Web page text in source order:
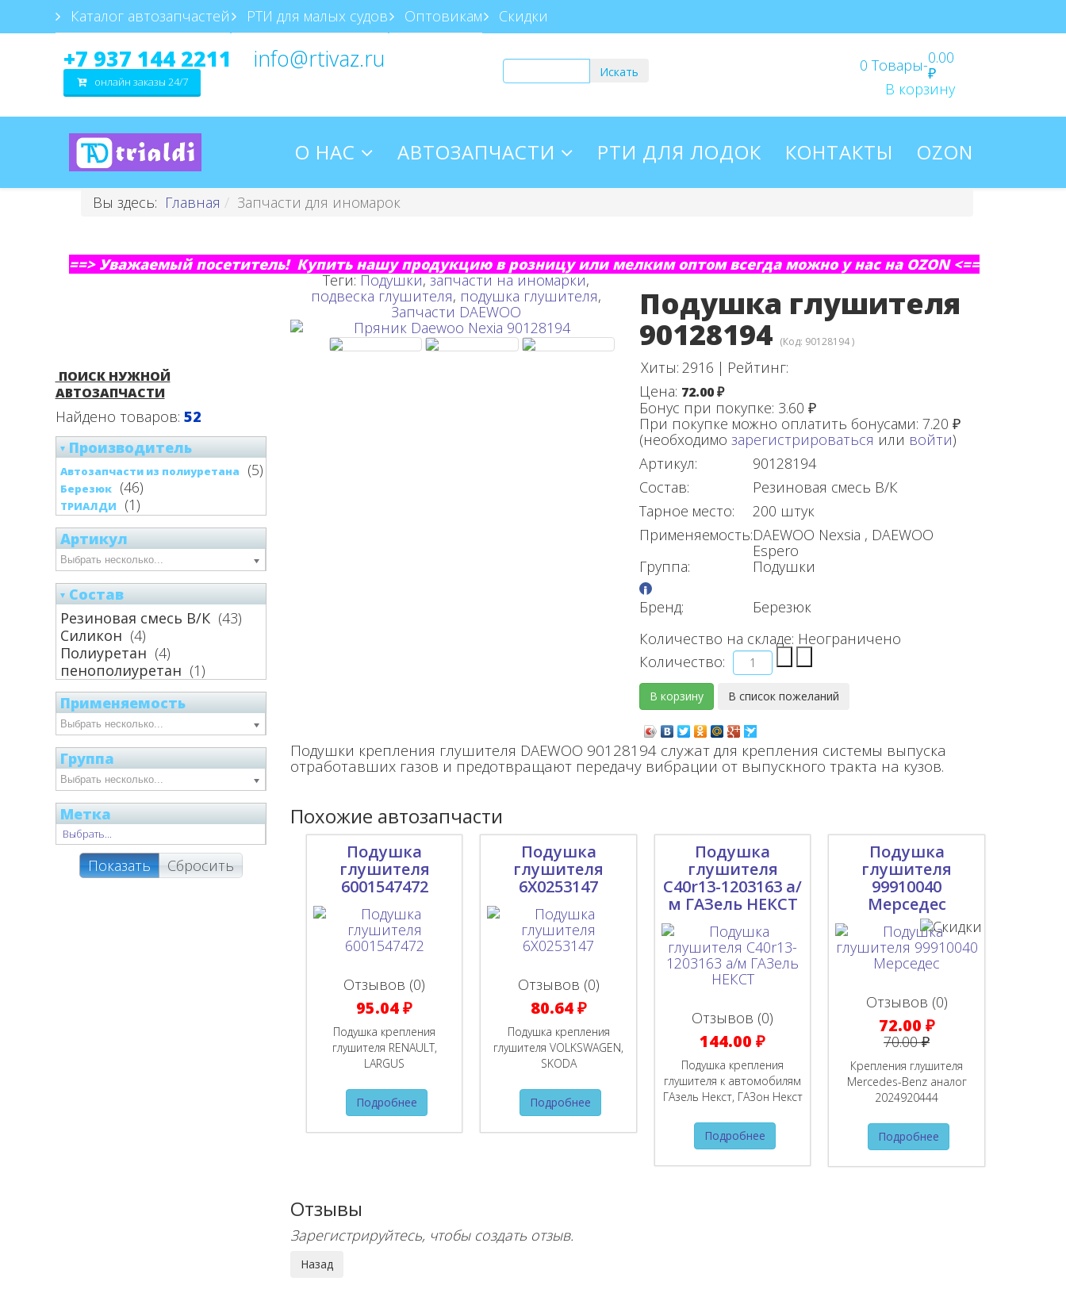
Каталог автозапчастей РТИ для малых судов Оптовикам Скидки
+7 937 144 2211 info@rtivaz.ru
онлайн заказы 24/7
0 Товары-0.00
₽
В корзину
О НАС АВТОЗАПЧАСТИ РТИ ДЛЯ ЛОДОК КОНТАКТЫ OZON
Вы здесь: Главная Запчасти для иномарок
==> Уважаемый посетитель! Купить нашу продукцию в розницу или мелким оптом всегда можно у нас на OZON <==
ПОИСК НУЖНОЙ
АВТОЗАПЧАСТИ
Найдено товаров: 52
Производитель
Автозапчасти из полиуретана (5)
Березюк (46)
ТРИАЛДИ
(1)
Артикул
Состав
Резиновая смесь В/К (43)
Силикон (4)
Полиуретан (4)
пенополиуретан (1)
Применяемость
Группа
Метка
Выбрать...
Показать Сбросить
Теги:Подушки,запчасти на иномарки,
подвеска глушителя, подушка глушителя,
Запчасти DAEWOO
Подушка глушителя
90128194 (Код: 90128194)
Хиты: 2916 | Рейтинг:
Цена: 72.00 ₽
Бонус при покупке: 3.60 ₽
При покупке можно оплатить бонусами:7.20 ₽
(необходимозарегистрироваться или войти)
Артикул:
90128194
Состав:
Резиновая смесь В/К
Тарное место:
200 штук
Применяемость:DAEWOO Nexsia , DAEWOO
Espero
Группа:
Подушки
Бренд:
Березюк
Количество на складе: Неограничено
Количество:
Подушки крепления глушителя DAEWOO 90128194 служат для крепления системы выпуска
отработавших газов и предотвращают передачу вибрации от выпускного тракта на кузов.
Похожие автозапчасти
Подушка
глушителя
6001547472
Отзывов (0)
95.04 ₽
Подушка крепления
глушителя RENAULT,
LARGUS
Подробнее
Подушка
глушителя
6X0253147
Отзывов (0)
80.64 ₽
Подушка крепления
глушителя VOLKSWAGEN,
SKODA
Подробнее
Подушка
глушителя
С40r13-1203163 а/
м ГАЗель НЕКСТ
Отзывов (0)
144.00 ₽
Подушка крепления
глушителя к автомобилям
ГАзель Некст, ГАЗон Некст
Подробнее
Подушка
глушителя
99910040
Мерседес
Отзывов (0)
72.00 ₽
70.00 ₽
Крепления глушителя
Mercedes-Benz аналог
2024920444
Подробнее
Отзывы
Зарегистрируйтесь, чтобы создать отзыв.